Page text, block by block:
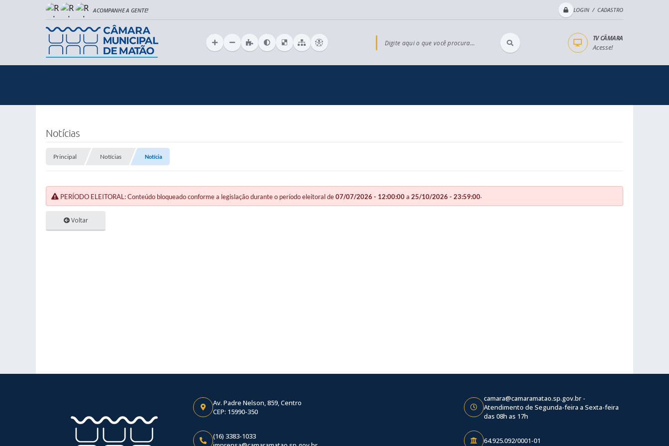
LOGIN / CADASTRO
Digite aqui o que você procura...
TV CÂMARA
Acesse!
Notícias
Principal Notícias Notícia
PERÍODO ELEITORAL: Conteúdo bloqueado conforme a legislação durante o período eleitoral de07/07/2026 - 12:00:00a 25/10/2026 - 23:59:00.
Voltar
Av. Padre Nelson, 859, Centro
CEP: 15990-350
(16) 3383-1033
camara@camaramatao.sp.gov.br -
Atendimento de Segunda-feira a Sexta-feira
das 08h as 17h
64.925.092/0001-01